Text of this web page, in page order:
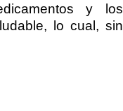
y los
lo cual, sin